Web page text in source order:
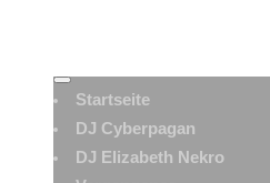
Startseite
DJ Cyberpagan
DJ Elizabeth Nekro